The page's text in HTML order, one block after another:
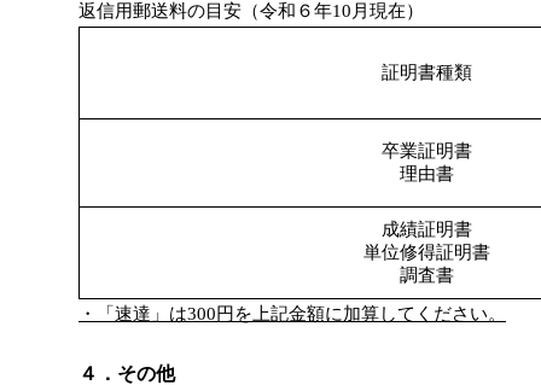
返信用郵送料の目安（令和６年10月現在）
証明書種類
卒業証明書
理由書
成績証明書
単位修得証明書
調査書
・「速達」は300円を上記金額に加算してください。
４．その他